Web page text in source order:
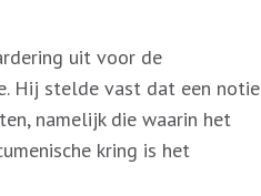
uit voor de
Hij stelde vast dat een notie
namelijk die waarin het
kring is het